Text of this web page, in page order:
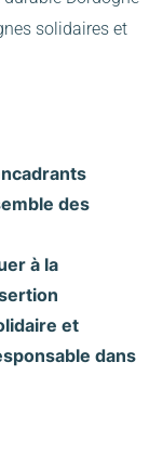
solidaires et
des
à la
et
dans